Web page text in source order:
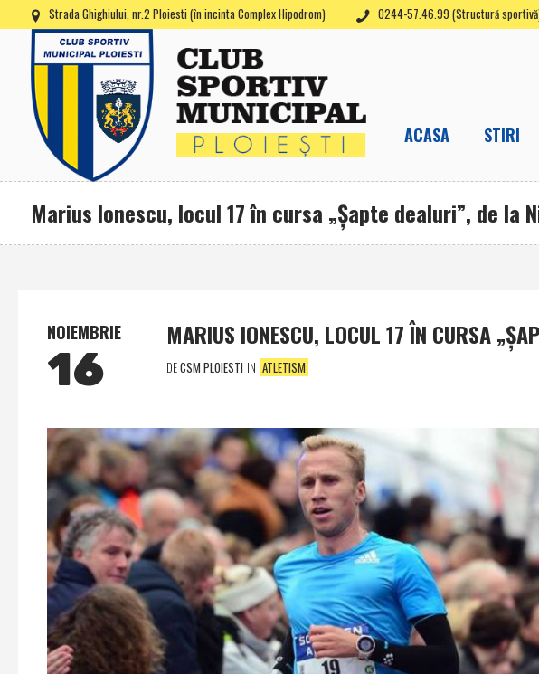
Strada Ghighiului, nr.2 Ploiesti (în incinta Complex Hipodrom) 0244-57.46.99 (Structură
ACASA STIRI
Marius Ionescu, locul 17 în cursa „Şapte dealuri”, de la
NOIEMBRIE
16
MARIUS IONESCU, LOCUL 17 ÎN CURSA
DECSM PLOIESTI IN ATLETISM